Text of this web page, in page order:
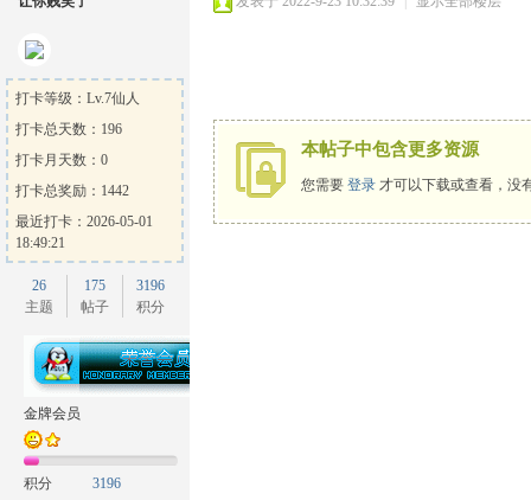
me
打卡等级：Lv.7仙人
打卡总天数：196
打卡月天数：0
打卡总奖励：1442
最近打卡：2026-05-01
18:49:21
26
主题
175
帖子
3196
积分
金牌会员
积分 3196
本帖子中包含更多资源
您需要 登录 才可以下载或查看，没